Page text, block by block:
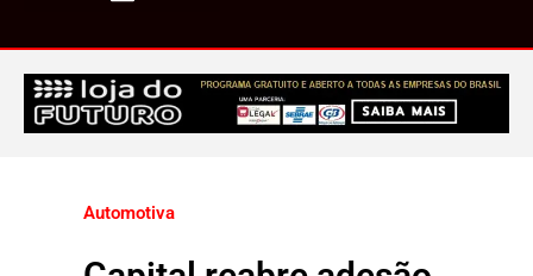
Automotiva